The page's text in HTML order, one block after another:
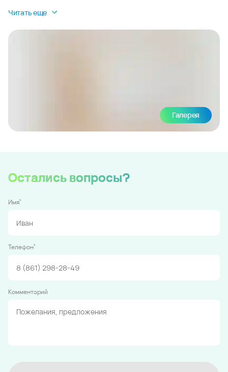
Читать еще
Галерея
Остались вопросы?
Имя*
Телефон*
Комментарий